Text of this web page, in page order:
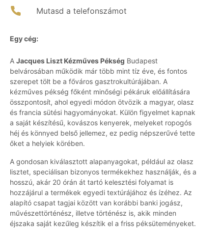
Mutasd a telefonszámot
Egy cég:
A Jacques Liszt Kézműves Pékség Budapest
belvárosában működik már több mint tíz éve, és fontos
szerepet tölt be a főváros gasztrokultúrájában. A
kézműves pékség főként minőségi pékáruk előállítására
összpontosít, ahol egyedi módon ötvözik a magyar, olasz
és francia sütési hagyományokat. Külön figyelmet kapnak
a saját készítésű, kovászos kenyerek, melyeket ropogós
héj és könnyed belső jellemez, ez pedig népszerűvé tette
őket a helyiek körében.
A gondosan kiválasztott alapanyagokat, például az olasz
lisztet, speciálisan bizonyos termékekhez használják, és a
hosszú, akár 20 órán át tartó kelesztési folyamat is
hozzájárul a termékek egyedi textúrájához és ízéhez. Az
alapító csapat tagjai között van korábbi banki jogász,
művészettörténész, illetve történész is, akik minden
éjszaka saját kezűleg készítik el a friss péksüteményeket.